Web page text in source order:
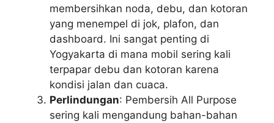
membersihkan noda, debu, dan kotoran
yang menempel di jok, plafon, dan
dashboard. Ini sangat penting di
Yogyakarta di mana mobil sering kali
terpapar debu dan kotoran karena
kondisi jalan dan cuaca.
Perlindungan: Pembersih All Purpose
sering kali mengandung bahan-bahan